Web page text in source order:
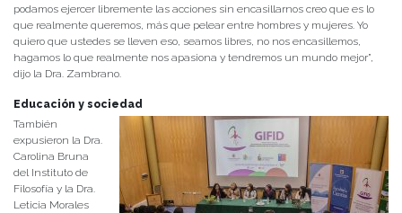
podamos ejercer libremente las acciones sin encasillarnos creo que es lo
que realmente queremos, más que pelear entre hombres y mujeres. Yo
quiero que ustedes se lleven eso, seamos libres, no nos encasillemos,
hagamos lo que realmente nos apasiona y tendremos un mundo mejor”,
dijo la Dra. Zambrano.
Educación y sociedad
También
expusieron la Dra.
Carolina Bruna
del Instituto de
Filosofía y la Dra.
Leticia Morales